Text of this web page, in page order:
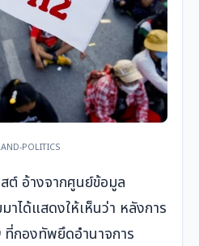
POLITICS
ต์ อ้างจากศูนย์ข้อมูล
ได้แสดงให้เห็นว่า หลังการ
ที่กองทัพยึดอำนาจการ